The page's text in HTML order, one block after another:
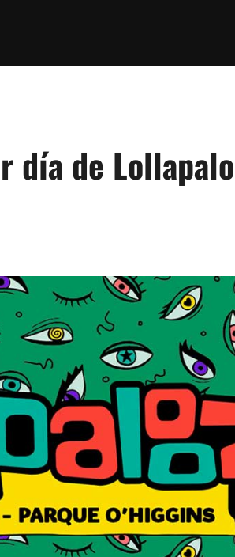
día de